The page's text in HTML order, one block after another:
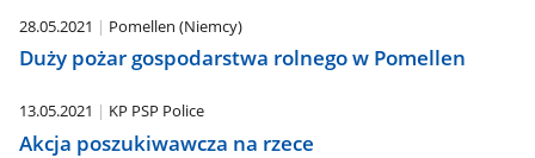
28.05.2021 Pomellen (Niemcy)
Duży pożar gospodarstwa rolnego w Pomellen
13.05.2021 KP PSP Police
Akcja poszukiwawcza na rzece